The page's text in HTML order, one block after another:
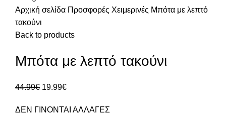
Αρχική σελίδα Προσφορές Χειμερινές Μπότα με λεπτό
τακούνι
Back to products
Μπότα με λεπτό τακούνι
44.99€ 19.99€
ΔΕΝ ΓΙΝΟΝΤΑΙ ΑΛΛΑΓΕΣ